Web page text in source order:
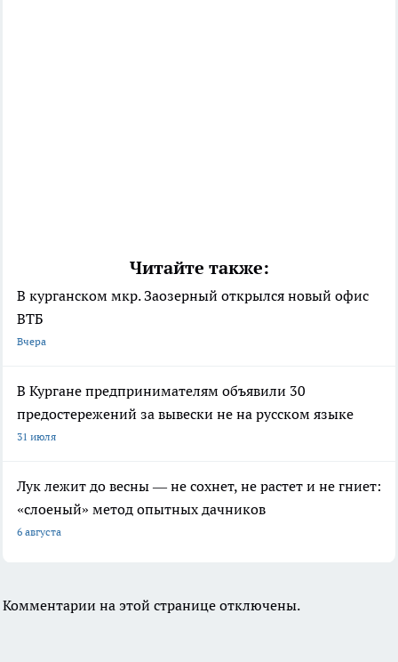
Читайте также:
В курганском мкр. Заозерный открылся новый офис
ВТБ
Вчера
В Кургане предпринимателям объявили 30
предостережений за вывески не на русском языке
31 июля
Лук лежит до весны — не сохнет, не растет и не гниет:
«слоеный» метод опытных дачников
6 августа
Комментарии на этой странице отключены.